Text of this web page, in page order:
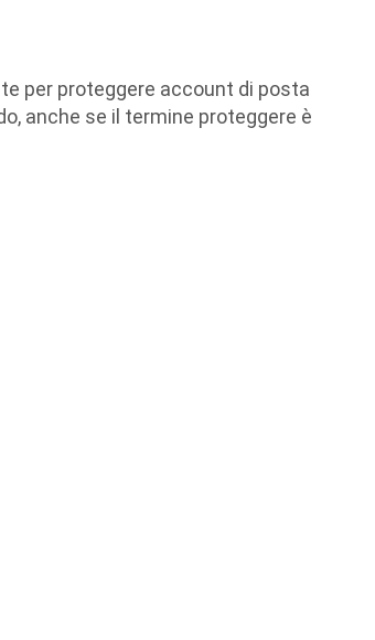
per proteggere account di posta
anche se il termine proteggere è